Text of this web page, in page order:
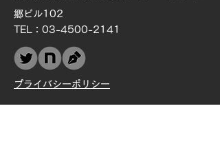
郷ビル102
TEL：03-4500-2141
プライバシーポリシー